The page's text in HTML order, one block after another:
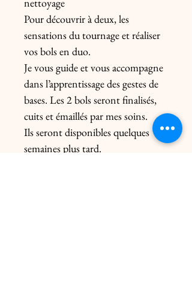
Pour découvrir à deux, les
sensations du tournage et réaliser
vos bols en duo.
Je vous guide et vous accompagne
dans l’apprentissage des gestes de
bases. Les 2 bols seront finalisés,
cuits et émaillés par mes soins.
Ils seront disponibles quelques
semaines plus tard.